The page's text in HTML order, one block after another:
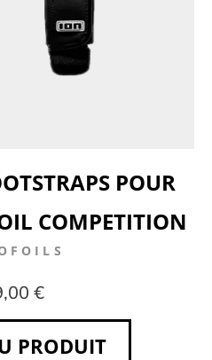
POUR
COMPETITION
€
PRODUIT